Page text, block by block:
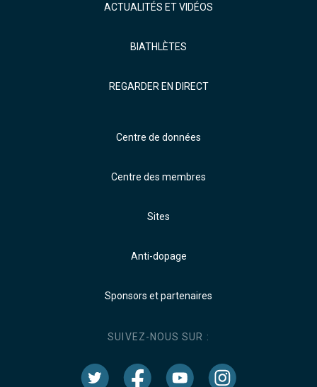
ACTUALITÉS ET VIDÉOS
BIATHLÈTES
REGARDER EN DIRECT
Centre de données
Centre des membres
Sites
Anti-dopage
Sponsors et partenaires
SUIVEZ-NOUS SUR :